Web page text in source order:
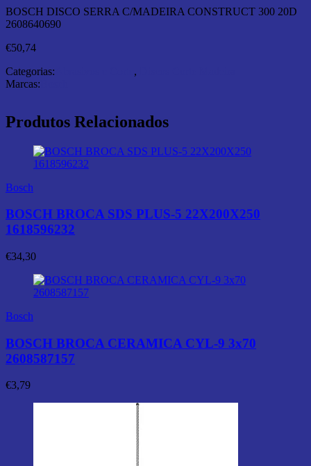
BOSCH DISCO SERRA C/MADEIRA CONSTRUCT 300 20D
2608640690
€50,74
Categorias:
,
Marcas:
Produtos Relacionados
Bosch
BOSCH BROCA SDS PLUS-5 22X200X250
1618596232
€34,30
Bosch
BOSCH BROCA CERAMICA CYL-9 3x70
2608587157
€3,79